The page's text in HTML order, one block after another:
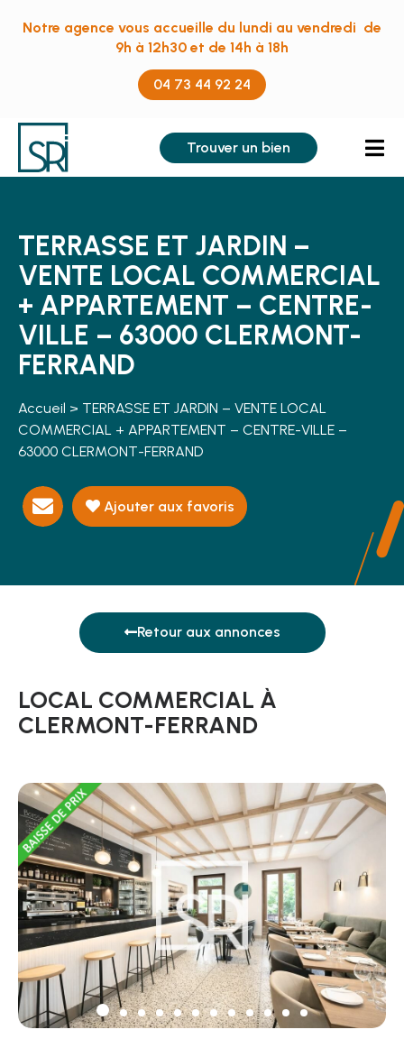
Notre agence vous accueille du lundi au vendredi de
9h à 12h30 et de 14h à 18h
04 73 44 92 24
Trouver un bien
TERRASSE ET JARDIN –
VENTE LOCAL COMMERCIAL
+ APPARTEMENT – CENTRE-
VILLE – 63000 CLERMONT-
FERRAND
Accueil > TERRASSE ET JARDIN – VENTE LOCAL
COMMERCIAL + APPARTEMENT – CENTRE-VILLE –
63000 CLERMONT-FERRAND
Ajouter aux favoris
Retour aux annonces
LOCAL COMMERCIAL À
CLERMONT-FERRAND